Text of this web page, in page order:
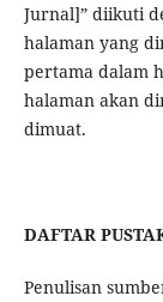
Jurnal]” diikuti
halaman yang
pertama dalam
halaman akan
dimuat.
DAFTAR
Penulisan